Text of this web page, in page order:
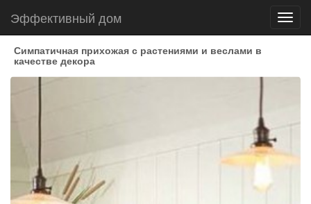
Эффективный дом
Симпатичная прихожая с растениями и веслами в
качестве декора